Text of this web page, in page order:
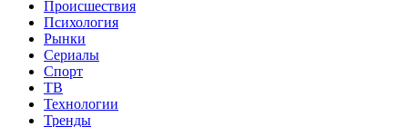
Происшествия
Психология
Рынки
Сериалы
Спорт
ТВ
Технологии
Тренды